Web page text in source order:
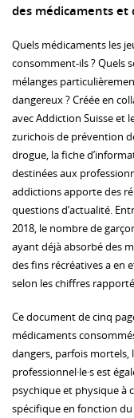
des médicaments et
Quels médicaments les
consomment-ils ? Quels
mélanges
dangereux ? Créée en
avec Addiction Suisse et
zurichois de prévention
drogue, la fiche
destinées aux
addictions apporte des
questions d’actualité.
2018, le nombre de
ayant déjà absorbé des
des fins récréatives a en
selon les chiffres
Ce document de cinq
médicaments
dangers, parfois mortels,
professionnel·le·s est
psychique et physique à
spécifique en fonction